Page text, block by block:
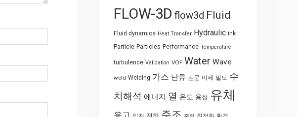
FLOW-3D flow3d Fluid
Fluid dynamics Heat Transfer Hydraulic ink
Particle Particles Performance Temperature
turbulence Validation VOF Water Wave
weld Welding 가스 난류 논문 미세 밀도 수
치해석 에너지 열 온도 용접 유체
응고 주조